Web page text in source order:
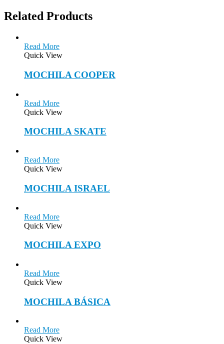
Related Products
Read More
Quick View
MOCHILA COOPER
Read More
Quick View
MOCHILA SKATE
Read More
Quick View
MOCHILA ISRAEL
Read More
Quick View
MOCHILA EXPO
Read More
Quick View
MOCHILA BÁSICA
Read More
Quick View